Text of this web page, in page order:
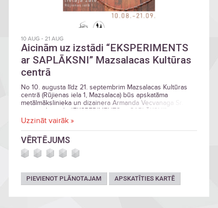
10 AUG - 21 AUG
Aicinām uz izstādi “EKSPERIMENTS
ar SAPLĀKSNI” Mazsalacas Kultūras
centrā
No 10. augusta līdz 21. septembrim Mazsalacas Kultūras
centrā (Rūjienas iela 1, Mazsalaca) būs apskatāma
metālmākslinieka un dizainera Armanda Vecvanaga Sr.
personālizstāde “EKSPERIMENTS ar SAPLĀKSNI”.
Uzzināt vairāk »
VĒRTĒJUMS
PIEVIENOT PLĀNOTAJAM APSKATĪTIES KARTĒ